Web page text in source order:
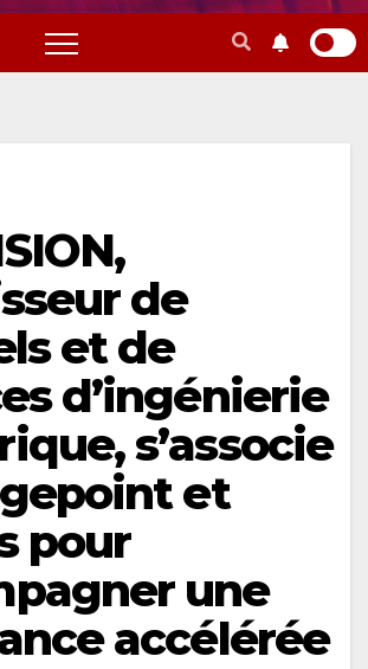
de
et de
d’ingénierie
s’associe
et
pour
une
accélérée